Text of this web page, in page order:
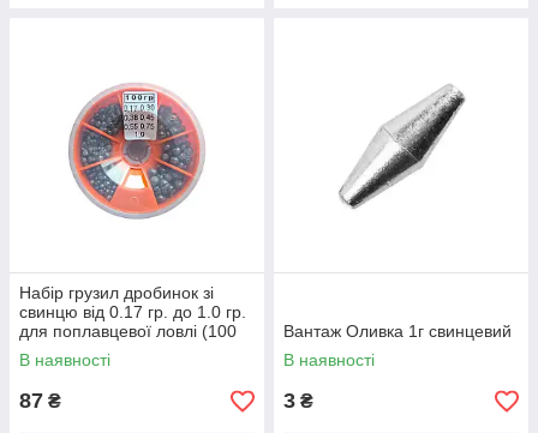
Набір грузил дробинок зі
свинцю від 0.17 гр. до 1.0 гр.
для поплавцевої ловлі (100
грамів)
В наявності
87 ₴
Вантаж Оливка 1г свинцевий
В наявності
3 ₴